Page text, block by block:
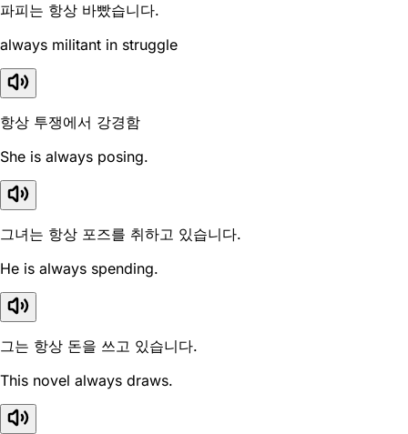
파피는 항상 바빴습니다.
always militant in struggle
항상 투쟁에서 강경함
She is always posing.
그녀는 항상 포즈를 취하고 있습니다.
He is always spending.
그는 항상 돈을 쓰고 있습니다.
This novel always draws.